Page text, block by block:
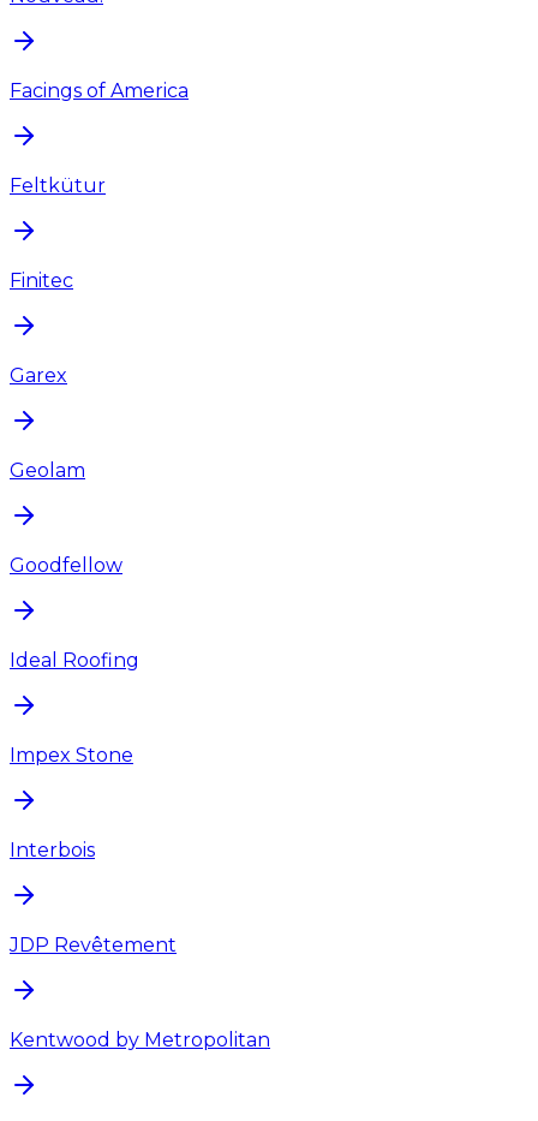
Facings of America
Feltkütur
Finitec
Garex
Geolam
Goodfellow
Ideal Roofing
Impex Stone
Interbois
JDP Revêtement
Kentwood by Metropolitan